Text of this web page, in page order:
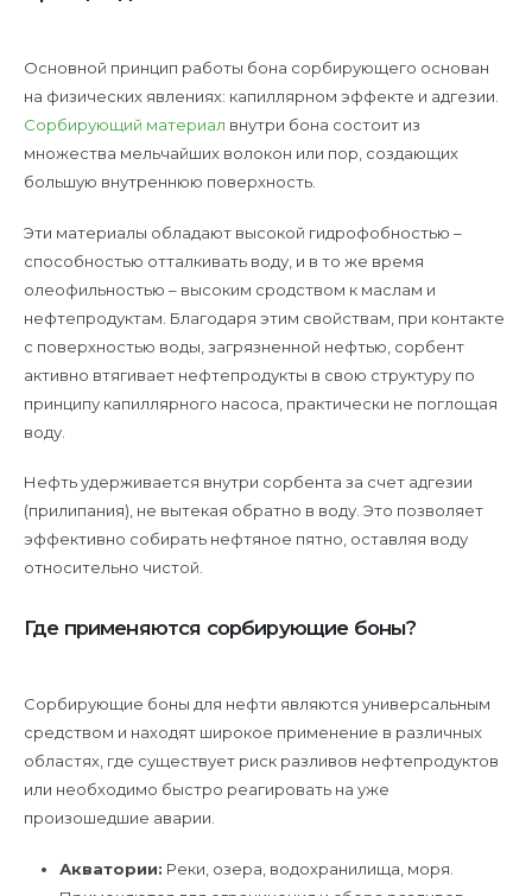
Основной принцип работы бона сорбирующего основан
на физических явлениях: капиллярном эффекте и адгезии.
Сорбирующий материал внутри бона состоит из
множества мельчайших волокон или пор, создающих
большую внутреннюю поверхность.
Эти материалы обладают высокой гидрофобностью –
способностью отталкивать воду, и в то же время
олеофильностью – высоким сродством к маслам и
нефтепродуктам. Благодаря этим свойствам, при контакте
с поверхностью воды, загрязненной нефтью, сорбент
активно втягивает нефтепродукты в свою структуру по
принципу капиллярного насоса, практически не поглощая
воду.
Нефть удерживается внутри сорбента за счет адгезии
(прилипания), не вытекая обратно в воду. Это позволяет
эффективно собирать нефтяное пятно, оставляя воду
относительно чистой.
Где применяются сорбирующие боны?
Сорбирующие боны для нефти являются универсальным
средством и находят широкое применение в различных
областях, где существует риск разливов нефтепродуктов
или необходимо быстро реагировать на уже
произошедшие аварии.
Акватории: Реки, озера, водохранилища, моря.